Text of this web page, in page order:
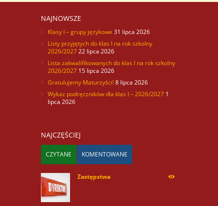
NAJNOWSZE
Klasy I – grupy językowe 31 lipca 2026
Listy przyjętych do klas I na rok szkolny
2026/202722 lipca 2026
Lista zakwalifikowanych do klas I na rok szkolny
2026/2027 15 lipca 2026
Gratulujemy Maturzyści!8 lipca 2026
Wykaz podręczników dla klas I – 2026/2027 1
lipca 2026
NAJCZĘŚCIEJ
CZYTANE KOMENTOWANE
Zastępstwa